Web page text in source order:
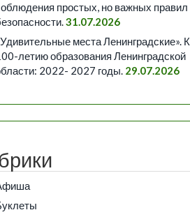
простых, но важных правил
31.07.2026
места Ленинградские». К
летию образования Ленинградской
2022- 2027 годы. 29.07.2026